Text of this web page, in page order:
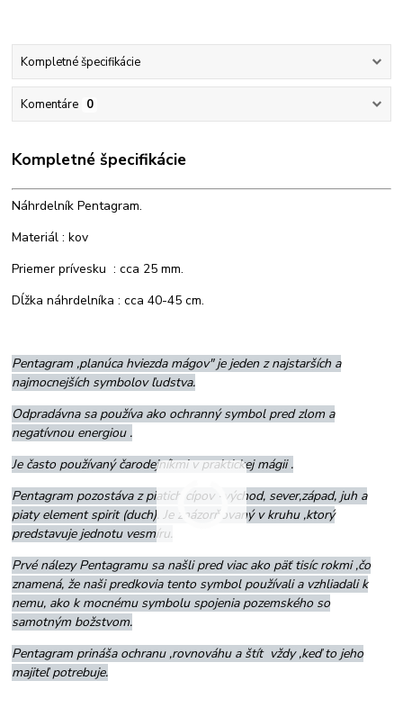
Kompletné špecifikácie
Komentáre 0
Kompletné špecifikácie
Náhrdelník Pentagram.
Materiál : kov
Priemer prívesku : cca 25 mm.
Dĺžka náhrdelníka : cca 40-45 cm.
Pentagram ,planúca hviezda mágov" je jeden z najstarších a
najmocnejších symbolov ľudstva.
Odpradávna sa používa ako ochranný symbol pred zlom a
negatívnou energiou .
Je často používaný čarodejníkmi v praktickej mágii .
Pentagram pozostáva z piatich cípov -východ, sever,západ, juh a
piaty element spirit (duch). Je znázorňovaný v kruhu ,ktorý
predstavuje jednotu vesmíru.
Prvé nálezy Pentagramu sa našli pred viac ako päť tisíc rokmi ,čo
znamená, že naši predkovia tento symbol používali a vzhliadali k
nemu, ako k mocnému symbolu spojenia pozemského so
samotným božstvom.
Pentagram prináša ochranu ,rovnováhu a štít vždy ,keď to jeho
majiteľ potrebuje.